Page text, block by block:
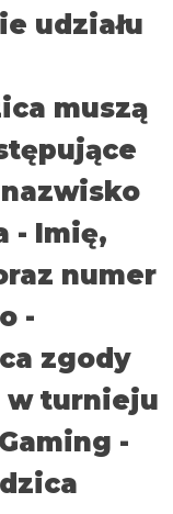
udziału
muszą
- Imię,
numer
-
zgody
w turnieju
-